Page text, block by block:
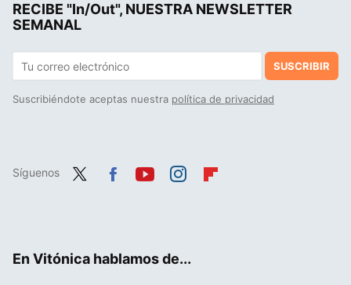
RECIBE "In/Out", NUESTRA NEWSLETTER
SEMANAL
SUSCRIBIR
Suscribiéndote aceptas nuestra política de privacidad
Síguenos
En Vitónica hablamos de...